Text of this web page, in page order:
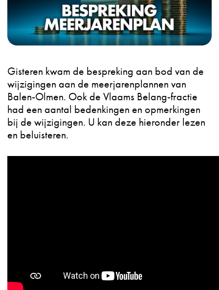
Gisteren kwam de bespreking aan bod van de
wijzigingen aan de meerjarenplannen van
Balen-Olmen. Ook de Vlaams Belang-fractie
had een aantal bedenkingen en opmerkingen
bij de wijzigingen. U kan deze hieronder lezen
en beluisteren.